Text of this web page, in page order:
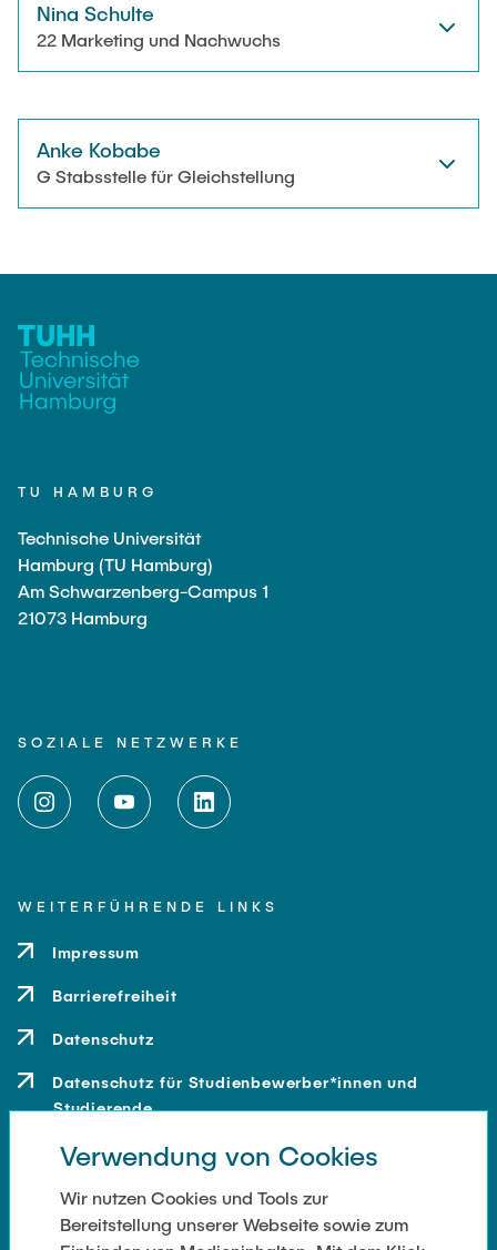
Nina Schulte
22 Marketing und Nachwuchs
Anke Kobabe
G Stabsstelle für Gleichstellung
TU HAMBURG
Technische Universität
Hamburg (TU Hamburg)
Am Schwarzenberg-Campus 1
21073 Hamburg
SOZIALE NETZWERKE
WEITERFÜHRENDE LINKS
Impressum
Barrierefreiheit
Datenschutz
Datenschutz für Studienbewerber*innen und
Studierende
Kontakt
Anfahrt
Presse und Medien
Verwendung von Cookies
Wir nutzen Cookies und Tools zur
Bereitstellung unserer Webseite sowie zum